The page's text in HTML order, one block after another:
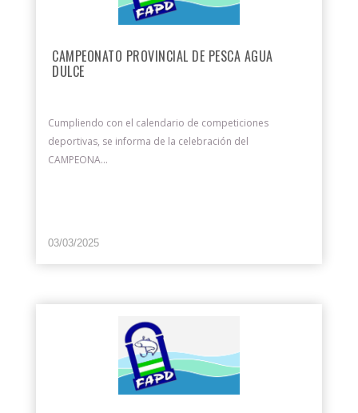
CAMPEONATO PROVINCIAL DE PESCA AGUA
DULCE
Cumpliendo con el calendario de competiciones
deportivas, se informa de la celebración del
CAMPEONA...
03/03/2025